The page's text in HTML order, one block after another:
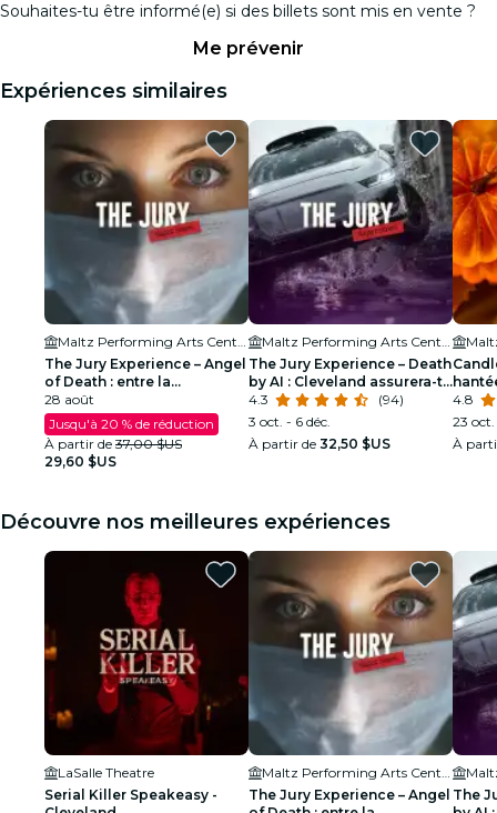
Souhaites-tu être informé(e) si des billets sont mis en vente ?
Me prévenir
Expériences similaires
Maltz Performing Arts Center
The Jury Experience – Angel
of Death : entre la
miséricorde et le meurtre
28 août
Jusqu'à 20 % de réduction
À partir de 37,00 $US
29,60 $US
Maltz Performing Arts Center
The Jury Experience – Death
by AI : Cleveland assurera-t-
il la justice ?
4.3
(94)
3 oct. - 6 déc.
À partir de 32,50 $US
4.8
23 oct.
À
Découvre nos meilleures expériences
LaSalle Theatre
Serial Killer Speakeasy -
Maltz Performing Arts Center
The Jury Experience – Angel The